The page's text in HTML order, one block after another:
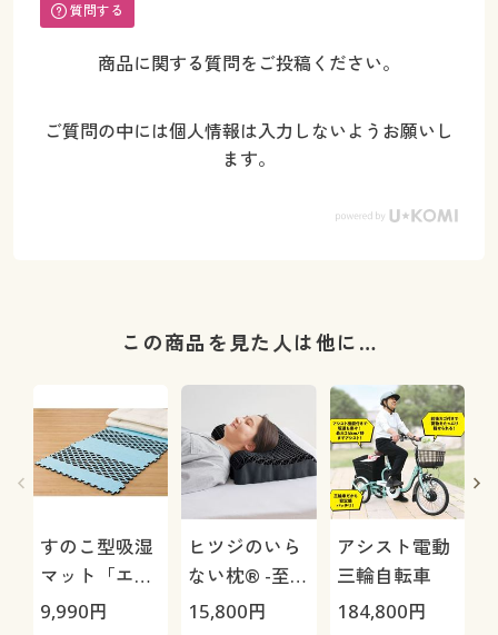
質問する
商品に関する質問をご投稿ください。
ご質問の中には個人情報は入力しないようお願いし
ます。
この商品を見た人は他に…
すのこ型吸湿
マット「エア
ージョブ®」
9,990円
ヒツジのいら
ない枕® -至
極-
15,800円
アシスト電動
三輪自転車
184,800円